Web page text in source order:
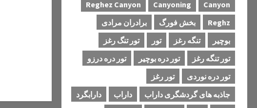
Canyon
Canyoning
Reghez Canyon
Reghz
بخش فورگ
برادران مرادی
بوچیر
تنگه رغز تور
تور تنگ رغز
تور تنگه رغز
تور دره بوچیر
تور دره درزو
تور دره نوردی
تور رغز
جاذبه های گردشگری داراب
داراب
دارابگرد